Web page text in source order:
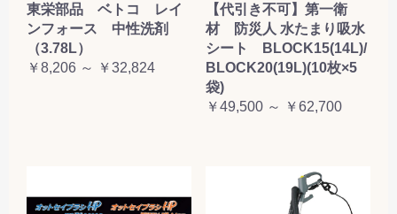
東栄部品 ベトコ レイ
ンフォース 中性洗剤
（3.78L）
￥8,206 ～ ￥32,824
【代引き不可】第一衛
材 防災人 水たまり吸水
シート BLOCK15(14L)/
BLOCK20(19L)(10枚×5
袋)
￥49,500 ～ ￥62,700